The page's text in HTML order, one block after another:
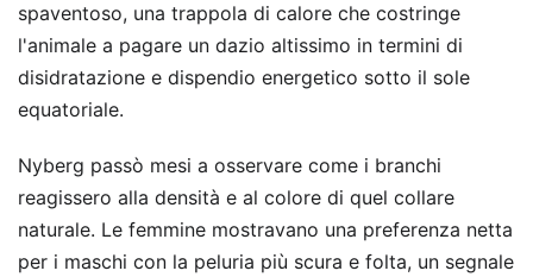
spaventoso, una trappola di calore che costringe
l'animale a pagare un dazio altissimo in termini di
disidratazione e dispendio energetico sotto il sole
equatoriale.
Nyberg passò mesi a osservare come i branchi
reagissero alla densità e al colore di quel collare
naturale. Le femmine mostravano una preferenza netta
per i maschi con la peluria più scura e folta, un segnale